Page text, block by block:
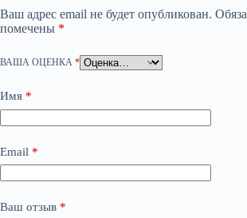
Ваш адрес email не будет опубликован.
помечены *
ВАША ОЦЕНКА *
Имя *
Email *
Ваш отзыв *